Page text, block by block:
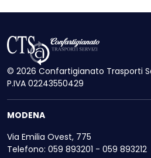
© 2026 Confartigianato Trasporti
P.IVA 02243550429
MODENA
Via Emilia Ovest, 775
Telefono: 059 893201 - 059 893212